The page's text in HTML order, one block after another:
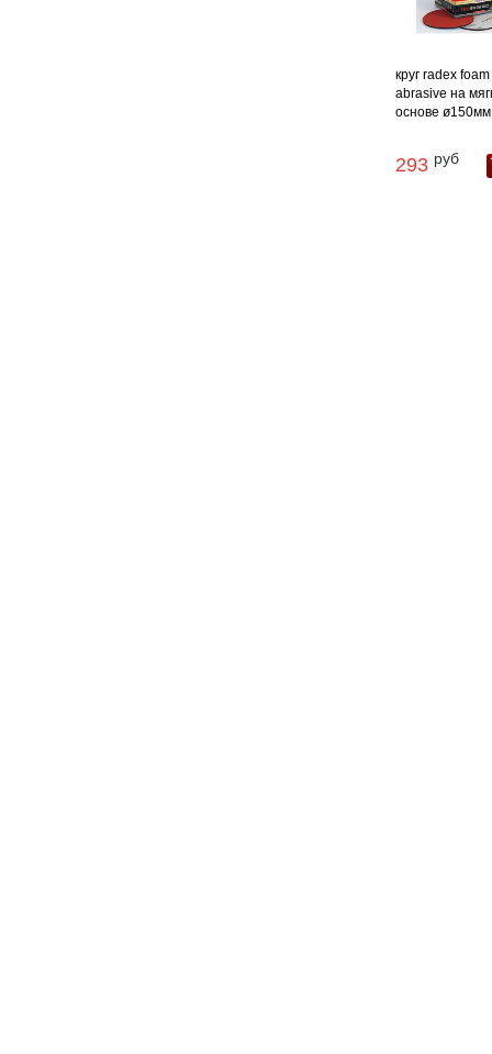
круг radex foam
abrasive на
основе ø150мм
293 руб